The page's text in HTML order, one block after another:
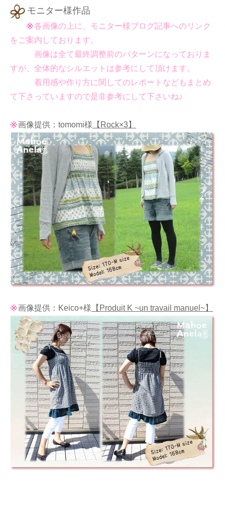
モニター様作品
各画像の上に、モニター様ブログ記事へのリンク
をご案内しております。
画像は全て最終調整前のパターンになっておりま
すが、全体的なシルエットは参考にして頂けます。
着用感や作り方に関してのレポートなどもまとめ
て下さっていますので是非参考にして下さいね♪
画像提供：tomomi様 【Rock×3】
画像提供：Keico+様 【Produit K ~un travail manuel~】